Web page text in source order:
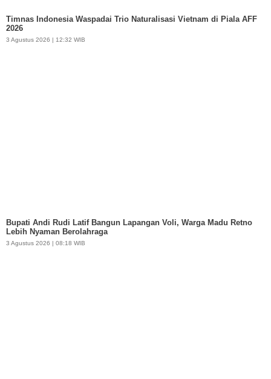
Timnas Indonesia Waspadai Trio Naturalisasi Vietnam di Piala AFF
2026
3 Agustus 2026 | 12:32 WIB
Bupati Andi Rudi Latif Bangun Lapangan Voli, Warga Madu Retno
Lebih Nyaman Berolahraga
3 Agustus 2026 | 08:18 WIB